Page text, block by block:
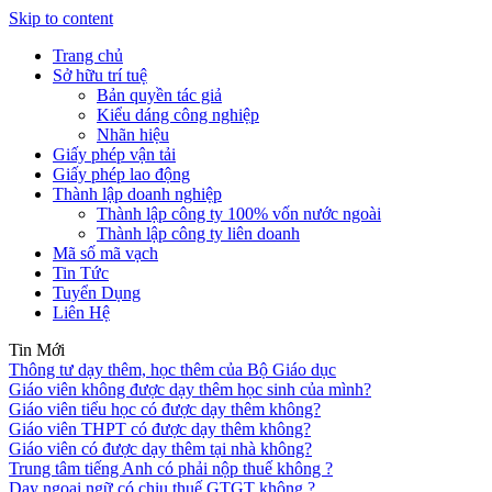
Skip to content
Trang chủ
Sở hữu trí tuệ
Bản quyền tác giả
Kiểu dáng công nghiệp
Nhãn hiệu
Giấy phép vận tải
Giấy phép lao động
Thành lập doanh nghiệp
Thành lập công ty 100% vốn nước ngoài
Thành lập công ty liên doanh
Mã số mã vạch
Tin Tức
Tuyển Dụng
Liên Hệ
Tin Mới
Thông tư dạy thêm, học thêm của Bộ Giáo dục
Giáo viên không được dạy thêm học sinh của mình?
Giáo viên tiểu học có được dạy thêm không?
Giáo viên THPT có được dạy thêm không?
Giáo viên có được dạy thêm tại nhà không?
Trung tâm tiếng Anh có phải nộp thuế không ?
Dạy ngoại ngữ có chịu thuế GTGT không ?